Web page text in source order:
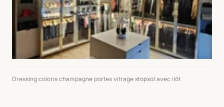
Dressing coloris champagne portes vitrage stopsol avec ilôt